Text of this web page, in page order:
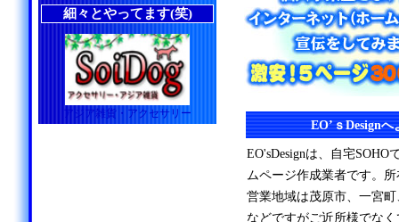
EO’ｓDesign
EO'sDesignは、自宅SOHO
ムページ作成業者です。
営業地域は茂原市、一宮
などですがご近所様でな
細々とやってます(笑)
アジア雑貨・アクセサリー